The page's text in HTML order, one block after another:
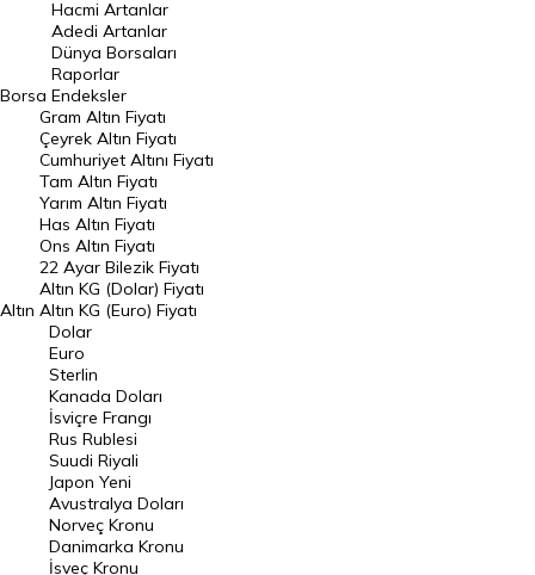
Hacmi Artanlar
Geçmiş Kapanışlar
Dünya Borsaları
Raporlar
Endeksler
DÖVİZ
Döviz Kuru
Dolar Kuru
Euro Kuru
Pound Kuru
Frank Kuru
Riyal Kuru
Avustralya Doları
Danimarka Kronu Kuru
Kanada Doları Kuru
Borsa
Hacmi Artanlar
Adedi Artanlar
Dünya Borsaları
Raporlar
Endeksler
Altın
Gram Altın Fiyatı
Çeyrek Altın Fiyatı
Cumhuriyet Altını Fiyatı
Tam Altın Fiyatı
Yarım Altın Fiyatı
Has Altın Fiyatı
Ons Altın Fiyatı
22 Ayar Bilezik Fiyatı
Altın KG (Dolar) Fiyatı
Altın KG (Euro) Fiyatı
Dolar
Euro
Sterlin
Kanada Doları
İsviçre Frangı
Rus Rublesi
Suudi Riyali
Japon Yeni
Avustralya Doları
Norveç Kronu
Danimarka Kronu
İsveç Kronu